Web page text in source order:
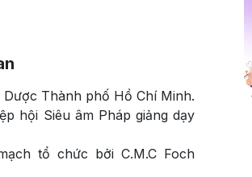
Thành phố Hồ Chí Minh.
hội Siêu âm Pháp giảng dạy
tổ chức bởi C.M.C Foch